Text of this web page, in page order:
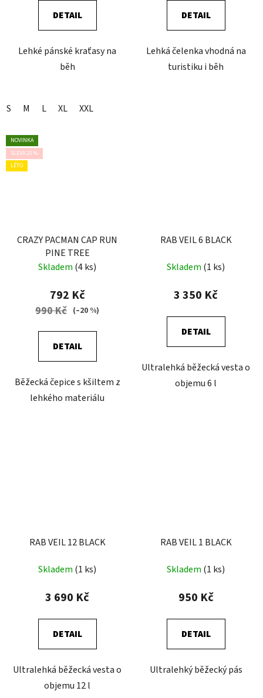
DETAIL
Lehké pánské kraťasy na
běh
S M L XL XXL
DETAIL
Lehká čelenka vhodná na
turistiku i běh
NOVINKA
SLEVA 20 %
LÉTO
CRAZY PACMAN CAP RUN
PINE TREE
Skladem (4 ks)
792 Kč
990 Kč (–20 %)
DETAIL
Běžecká čepice s kšiltem z
lehkého materiálu
RAB VEIL 6 BLACK
Skladem (1 ks)
3 350 Kč
DETAIL
Ultralehká běžecká vesta o
objemu 6 l
RAB VEIL 12 BLACK
Skladem (1 ks)
3 690 Kč
DETAIL
Ultralehká běžecká vesta o
objemu 12 l
RAB VEIL 1 BLACK
Skladem (1 ks)
950 Kč
DETAIL
Ultralehký běžecký pás